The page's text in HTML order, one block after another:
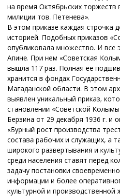
на время Октябрьских торжеств
милиции тов. Петенева».
В этом приказе каждая строчка
историей. Подобных приказов
опубликовала множество. И все
Апине. При нем «Советская
вышла 117 раз. Полная ее
хранится в фондах
Магаданской области. В этом
выявлен уникальный приказ,
становлении «Советской
Берзина от 29 декабря 1936 г. и
«Бурный рост производства
состава рабочих и служащих, а
широкого развертывания и
среди населения ставят перед
задачу постановки
информации и более
культурной и